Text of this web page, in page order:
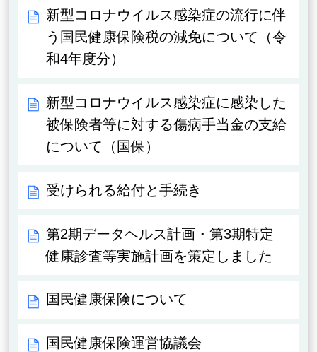
新型コロナウイルス感染症の流行に伴
う国民健康保険税の減免について（令
和4年度分）
新型コロナウイルス感染症に感染した
被保険者等に対する傷病手当金の支給
について（国保）
受けられる給付と手続き
第2期データヘルス計画・第3期特定
健康診査等実施計画を策定しました
国民健康保険について
国民健康保険運営協議会